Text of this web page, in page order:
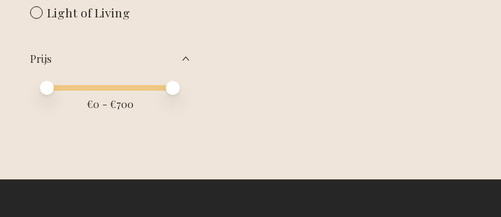
Light of Living
Prijs
Minimale prijswaarde
Price maximum value
€0 - €700